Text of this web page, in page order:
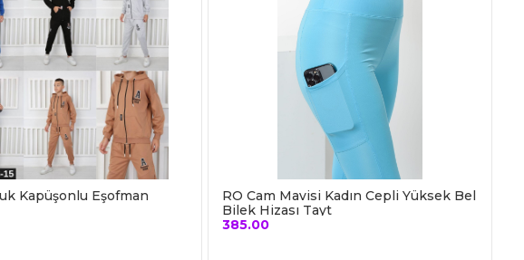
Kapüşonlu Eşofman
RO Cam Mavisi Kadın Cepli Yüksek Bel
Bilek Hizası Tayt
385.00